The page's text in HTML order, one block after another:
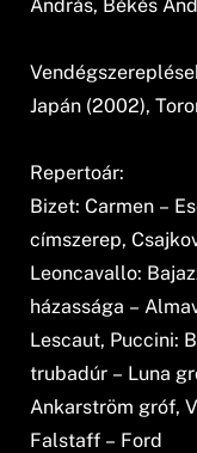
András, Békés
Japán (2002),
Repertoár:
Bizet: Carmen –
címszerep,
Leoncavallo:
házassága –
Lescaut, Puccini:
trubadúr – Luna
Ankarström gróf,
Falstaff – Ford